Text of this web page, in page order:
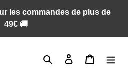
les commandes de plus de
49€ 🚚
RechercherSe connecter
Panier